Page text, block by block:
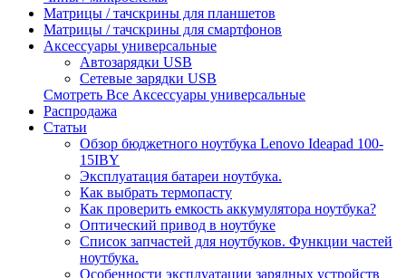
Матрицы / тачскрины для планшетов
Матрицы / тачскрины для смартфонов
Аксессуары универсальные
Автозарядки USB
Сетевые зарядки USB
Смотреть Все Аксессуары универсальные
Распродажа
Статьи
Обзор бюджетного ноутбука Lenovo Ideapad 100-
15IBY
Эксплуатация батареи ноутбука.
Как выбрать термопасту
Как проверить емкость аккумулятора ноутбука?
Оптический привод в ноутбуке
Список запчастей для ноутбуков. Функции частей
ноутбука.
Особенности эксплуатации зарядных устройств